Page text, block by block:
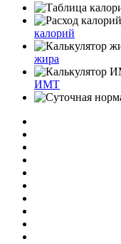
калорий
жира
ИМТ